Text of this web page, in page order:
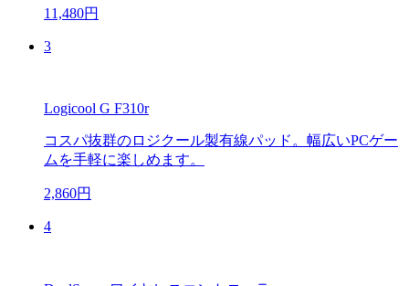
11,480円
3
Logicool G F310r
コスパ抜群のロジクール製有線パッド。幅広いPCゲー
ムを手軽に楽しめます。
2,860円
4